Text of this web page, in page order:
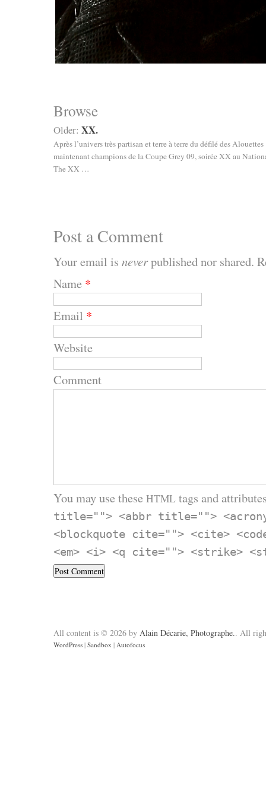
Browse
Older: XX.
Après l’univers très partisan et terre à terre du défilé des Alouettes
maintenant champions de la Coupe Grey 09, soirée XX au
The XX …
Post a Comment
Your email is neverpublished nor shared.
Name *
Email *
Website
Comment
You may use these HTML tags and
title=""> <abbr title="">
<blockquote cite=""> <cite>
<em> <i> <q cite=""> <strike>
All content is © 2026 by Alain Décarie, Photographe.. All
WordPress | Sandbox | Autofocus